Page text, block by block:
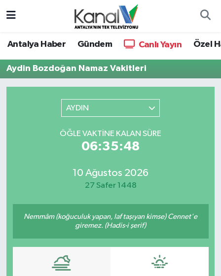
Antalya Haber Gündem Canlı Yayın Özel
Aydin Bozdoğan Namaz Vakitleri
AYDIN
ÖĞLE VAKTINE KALAN SÜRE
06:35:48
10 Ağustos 2026
27 Safer 1448
Nemmâm (koğuculuk yapan, laf taşıyan kimse) Cennet'e
giremez. (Hadis-i şerif)
Antalya Haber
Dünya
Ekonomi
Günün Manşetleri
Haber Kuşakları
Haberler
KANALV Spor
Hava Durumu
Trafik Durumu
Süper Lig Puan Durumu ve Fikstür
Tüm Manşetler